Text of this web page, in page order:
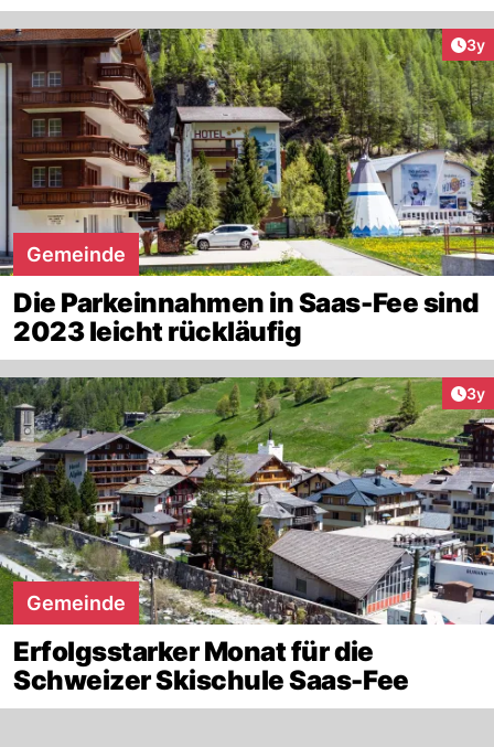
3y
Gemeinde
Die Parkeinnahmen in Saas-Fee sind
2023 leicht rückläufig
3y
Gemeinde
Erfolgsstarker Monat für die
Schweizer Skischule Saas-Fee